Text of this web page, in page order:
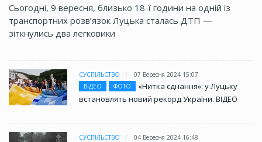
Сьогодні, 9 вересня, близько 18-ї години на одній із
транспортних розв’язок Луцька сталась ДТП —
зіткнулись два легковики
СУСПІЛЬСТВО
07 Вересня 2024 15:07
ВІДЕО
ФОТО
«Нитка єднання»: у Луцьку
встановлять новий рекорд України. ВІДЕО
СУСПІЛЬСТВО 04 Вересня 2024 16:48